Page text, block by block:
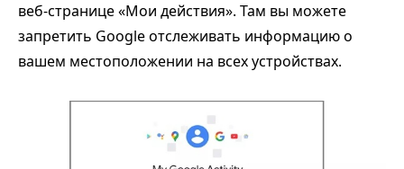
веб‑странице «Мои действия». Там вы можете
запретить Google отслеживать информацию о
вашем местоположении на всех устройствах.